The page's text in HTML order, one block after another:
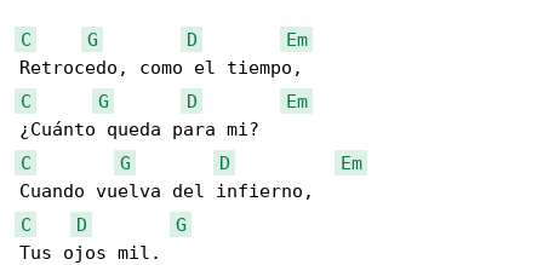
C G D
Em
C
G D
Em
C
G D
Em
C
D
G
Tus ojos mil.